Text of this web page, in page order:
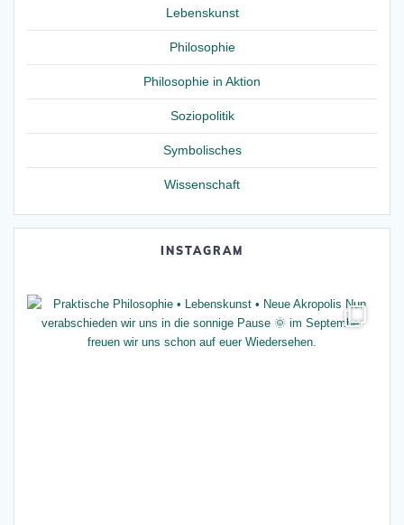
Lebenskunst
Philosophie
Philosophie in Aktion
Soziopolitik
Symbolisches
Wissenschaft
INSTAGRAM